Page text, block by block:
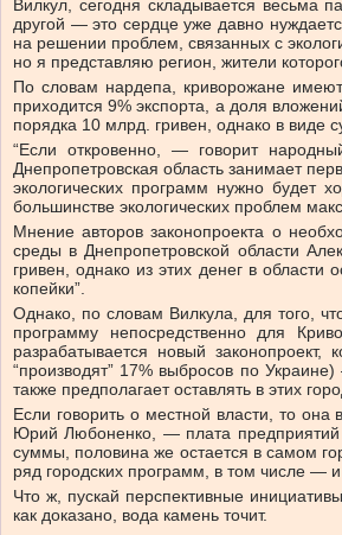
Вилкул, сегодня складывается весьма
другой — это сердце уже давно
на решении проблем, связанных с
но я представляю регион, жители
По словам нардепа, криворожане
приходится 9% экспорта, а доля
порядка 10 млрд. гривен, однако в виде
“Если откровенно, — говорит
Днепропетровская область занимает
экологических программ нужно будет
большинстве экологических проблем
Мнение авторов законопроекта о
среды в Днепропетровской области
гривен, однако из этих денег в
копейки”.
Однако, по словам Вилкула, для того,
программу непосредственно для
разрабатывается новый
“производят” 17% выбросов по
также предполагает оставлять в этих
Если говорить о местной власти, то она
Юрий Любоненко, — плата предприятий
суммы, половина же остается в самом
ряд городских программ, в том числе — и
Что ж, пускай перспективные
как доказано, вода камень точит.